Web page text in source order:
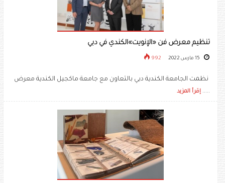
تنظيم معرض فن «الإنويت»الكندي في دبي
992
نظمت الجامعة الكندية دبي بالتعاون مع جامعة ماكجيل الكندية معرض
..... إقرأ المزيد